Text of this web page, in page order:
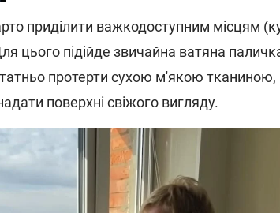
приділити важкодоступним місцям
цього підійде звичайна ватяна
протерти сухою м'якою
поверхні свіжого вигляду.